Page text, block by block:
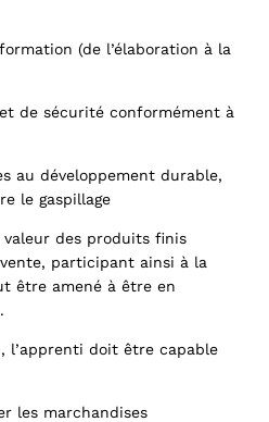
(de l’élaboration à la
de sécurité conformément à
au développement durable,
le gaspillage
des produits finis
participant ainsi à la
être amené à être en
l’apprenti doit être capable
les marchandises